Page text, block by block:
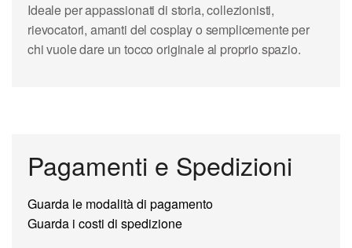
Ideale per appassionati di storia, collezionisti,
rievocatori, amanti del cosplay o semplicemente per
chi vuole dare un tocco originale al proprio spazio.
Pagamenti e Spedizioni
Guarda le modalità di pagamento
Guarda i costi di spedizione